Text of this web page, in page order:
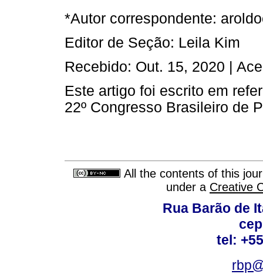
*Autor correspondente:
Editor de Seção: Leila Kim
Recebido: Out. 15, 2020 |
Este artigo foi escrito em
22º Congresso Brasileiro de
All the contents of this
under a Creative
Rua Barão de
tel: